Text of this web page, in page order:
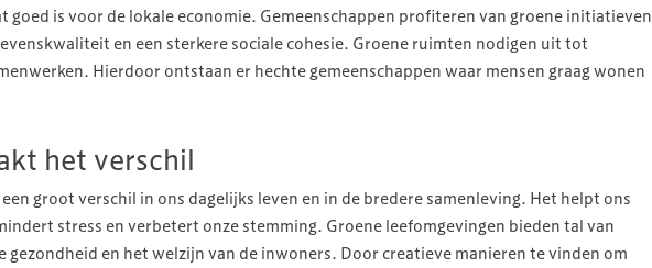
goed is voor de lokale economie. Gemeenschappen profiteren van groene initiatieven
en een sterkere sociale cohesie. Groene ruimten nodigen uit tot
Hierdoor ontstaan er hechte gemeenschappen waar mensen graag wonen
het verschil
groot verschil in ons dagelijks leven en in de bredere samenleving. Het helpt ons
stress en verbetert onze stemming. Groene leefomgevingen bieden tal van
gezondheid en het welzijn van de inwoners. Door creatieve manieren te vinden om